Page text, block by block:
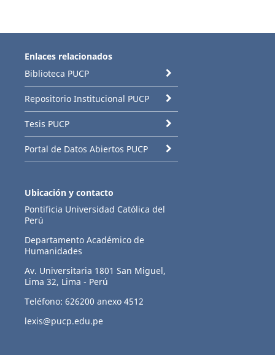
Enlaces relacionados
Biblioteca PUCP
Repositorio Institucional PUCP
Tesis PUCP
Portal de Datos Abiertos PUCP
Ubicación y contacto
Pontificia Universidad Católica del
Perú
Departamento Académico de
Humanidades
Av. Universitaria 1801 San Miguel,
Lima 32, Lima - Perú
Teléfono: 626200 anexo 4512
lexis@pucp.edu.pe